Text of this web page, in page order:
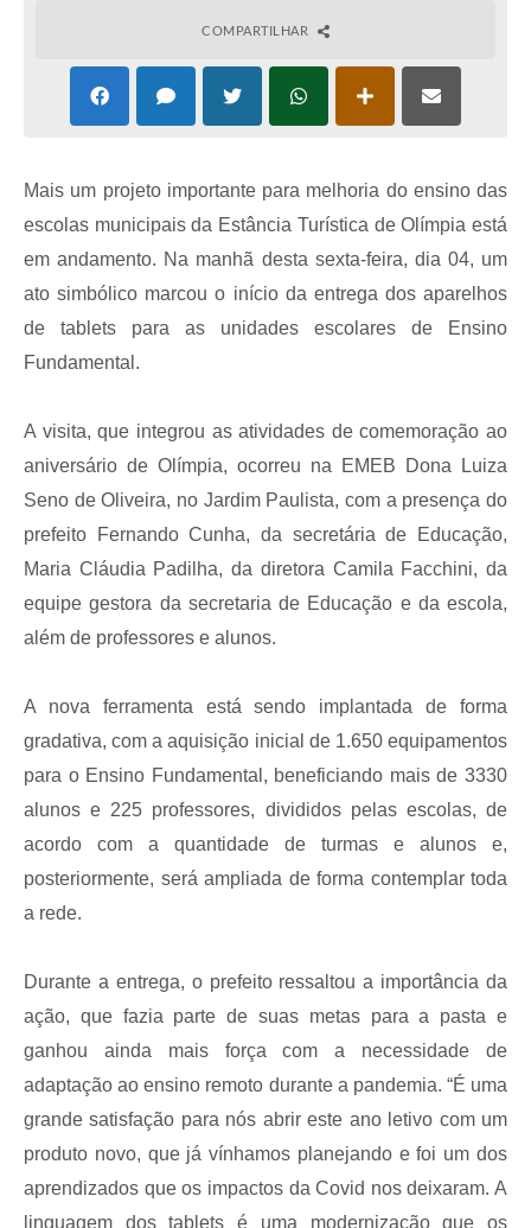
COMPARTILHAR
Mais um projeto importante para melhoria do ensino das
escolas municipais da Estância Turística de Olímpia está
em andamento. Na manhã desta sexta-feira, dia 04, um
ato simbólico marcou o início da entrega dos aparelhos
de tablets para as unidades escolares de Ensino
Fundamental.
A visita, que integrou as atividades de comemoração ao
aniversário de Olímpia, ocorreu na EMEB Dona Luiza
Seno de Oliveira, no Jardim Paulista, com a presença do
prefeito Fernando Cunha, da secretária de Educação,
Maria Cláudia Padilha, da diretora Camila Facchini, da
equipe gestora da secretaria de Educação e da escola,
além de professores e alunos.
A nova ferramenta está sendo implantada de forma
gradativa, com a aquisição inicial de 1.650 equipamentos
para o Ensino Fundamental, beneficiando mais de 3330
alunos e 225 professores, divididos pelas escolas, de
acordo com a quantidade de turmas e alunos e,
posteriormente, será ampliada de forma contemplar toda
a rede.
Durante a entrega, o prefeito ressaltou a importância da
ação, que fazia parte de suas metas para a pasta e
ganhou ainda mais força com a necessidade de
adaptação ao ensino remoto durante a pandemia. “É uma
grande satisfação para nós abrir este ano letivo com um
produto novo, que já vínhamos planejando e foi um dos
aprendizados que os impactos da Covid nos deixaram. A
linguagem dos tablets é uma modernização que os